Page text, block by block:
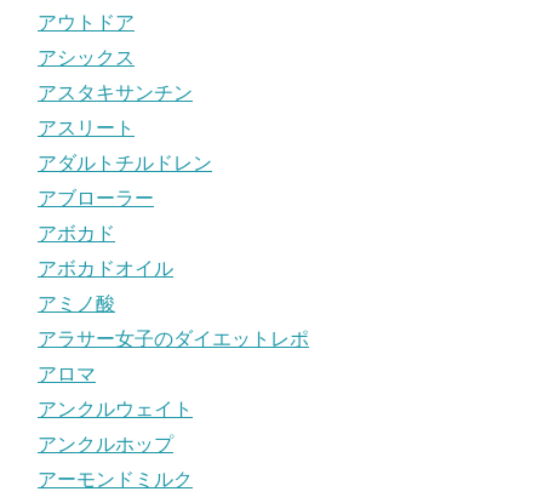
アウトドア
アシックス
アスタキサンチン
アスリート
アダルトチルドレン
アブローラー
アボカド
アボカドオイル
アミノ酸
アラサー女子のダイエットレポ
アロマ
アンクルウェイト
アンクルホップ
アーモンドミルク